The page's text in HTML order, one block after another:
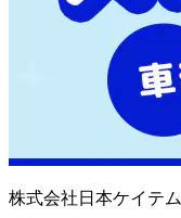
株式会社日本ケイテム